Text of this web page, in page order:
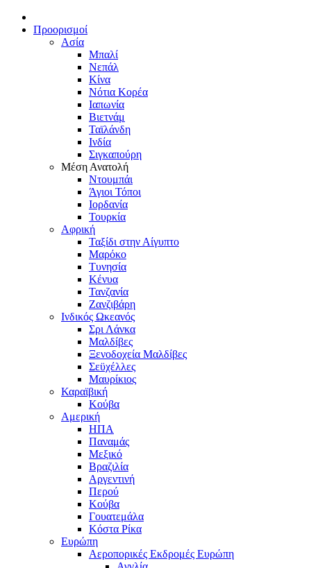
Προορισμοί
Ασία
Μπαλί
Νεπάλ
Κίνα
Νότια Κορέα
Ιαπωνία
Βιετνάμ
Ταϊλάνδη
Ινδία
Σιγκαπούρη
Μέση Ανατολή
Ντουμπάι
Άγιοι Τόποι
Ιορδανία
Τουρκία
Αφρική
Ταξίδι στην Αίγυπτο
Μαρόκο
Τυνησία
Κένυα
Τανζανία
Ζανζιβάρη
Ινδικός Ωκεανός
Σρι Λάνκα
Μαλδίβες
Ξενοδοχεία Μαλδίβες
Σεϋχέλλες
Μαυρίκιος
Καραϊβική
Κούβα
Αμερική
ΗΠΑ
Παναμάς
Μεξικό
Βραζιλία
Αργεντινή
Περού
Κούβα
Γουατεμάλα
Κόστα Ρίκα
Ευρώπη
Αεροπορικές Εκδρομές Ευρώπη